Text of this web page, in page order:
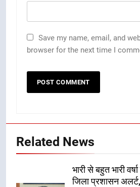
Save my name, email, and
browser for the next time I
Related News
भारी से बहुत भारी
जिला प्रशासन अलर्ट,